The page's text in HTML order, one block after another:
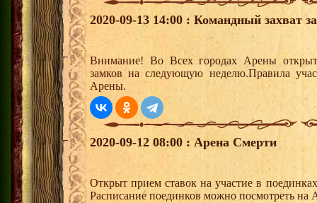
2020-09-13 14:00 : Командный захват
Внимание! Во Всех городах Арены
замков на следующую неделю.Правила
Арены.
2020-09-12 08:00 : Арена Смерти
Открыт прием ставок на участие в
Расписание поединков можно посмотреть на